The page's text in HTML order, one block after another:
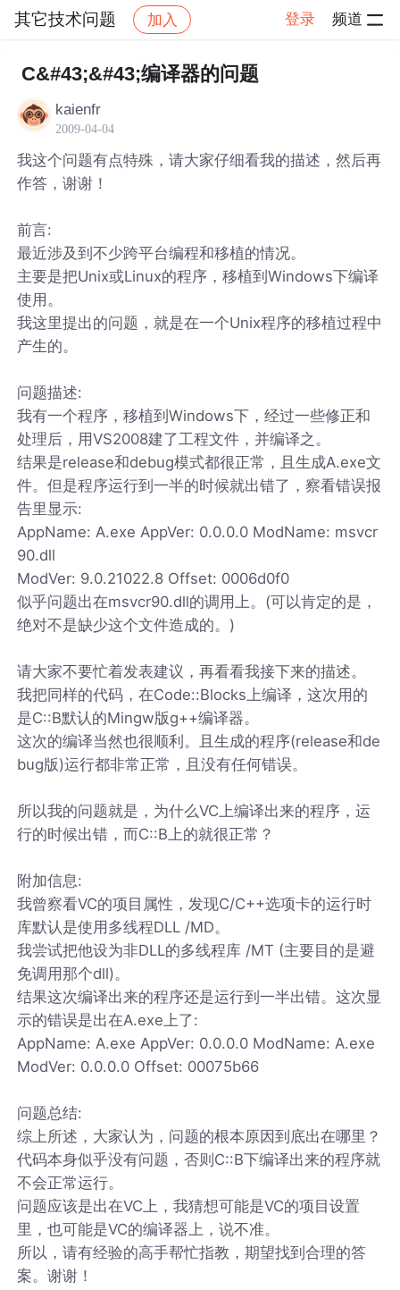
其它技术问题 加入 登录 频道
社区 其它技术问题 帖子详情
C&#43;&#43;编译器的问题
kaienfr
2009-04-04
我这个问题有点特殊，请大家仔细看我的描述，然后再
作答，谢谢！
前言:
最近涉及到不少跨平台编程和移植的情况。
主要是把Unix或Linux的程序，移植到Windows下编译
使用。
我这里提出的问题，就是在一个Unix程序的移植过程中
产生的。
问题描述:
我有一个程序，移植到Windows下，经过一些修正和
处理后，用VS2008建了工程文件，并编译之。
结果是release和debug模式都很正常，且生成A.exe文
件。但是程序运行到一半的时候就出错了，察看错误报
告里显示:
AppName: A.exe AppVer: 0.0.0.0 ModName: msvcr
90.dll
ModVer: 9.0.21022.8 Offset: 0006d0f0
似乎问题出在msvcr90.dll的调用上。(可以肯定的是，
绝对不是缺少这个文件造成的。)
请大家不要忙着发表建议，再看看我接下来的描述。
我把同样的代码，在Code::Blocks上编译，这次用的
是C::B默认的Mingw版g++编译器。
这次的编译当然也很顺利。且生成的程序(release和de
bug版)运行都非常正常，且没有任何错误。
所以我的问题就是，为什么VC上编译出来的程序，运
行的时候出错，而C::B上的就很正常？
附加信息:
我曾察看VC的项目属性，发现C/C++选项卡的运行时
库默认是使用多线程DLL /MD。
我尝试把他设为非DLL的多线程库 /MT (主要目的是避
免调用那个dll)。
结果这次编译出来的程序还是运行到一半出错。这次显
示的错误是出在A.exe上了:
AppName: A.exe AppVer: 0.0.0.0 ModName: A.exe
ModVer: 0.0.0.0 Offset: 00075b66
问题总结:
综上所述，大家认为，问题的根本原因到底出在哪里？
代码本身似乎没有问题，否则C::B下编译出来的程序就
不会正常运行。
问题应该是出在VC上，我猜想可能是VC的项目设置
里，也可能是VC的编译器上，说不准。
所以，请有经验的高手帮忙指教，期望找到合理的答
案。谢谢！